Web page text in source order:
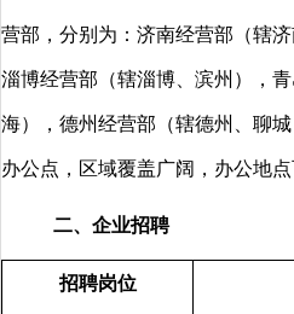
营部，分别为：济南经营部（辖
淄博经营部（辖淄博、滨州），
海），德州经营部（辖德州、聊
办公点，区域覆盖广阔，办公地
二、企业招聘
招聘岗位